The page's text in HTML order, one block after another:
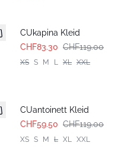
CUkapina Kleid
CHF83.30 CHF119.00
XS S M L XL XXL
CUantoinett Kleid
CHF59.50 CHF119.00
XS S M L XL XXL